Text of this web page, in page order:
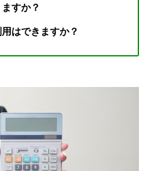
すか？
はできますか？